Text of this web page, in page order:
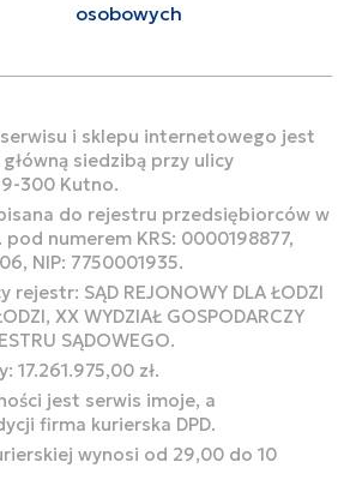
osobowych
i sklepu internetowego jest
główną siedzibą przy ulicy
300 Kutno.
do rejestru przedsiębiorców w
numerem KRS: 0000198877,
NIP: 7750001935.
SĄD REJONOWY DLA ŁODZI
XX WYDZIAŁ GOSPODARCZY
SĄDOWEGO.
17.261.975,00 zł.
jest serwis imoje, a
firma kurierska DPD.
wynosi od 29,00 do 10